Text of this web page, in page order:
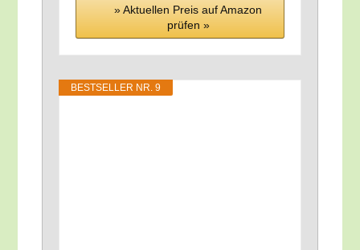
» Aktu­el­len Preis auf Ama­zon
prü­fen »
BEST­SEL­LER NR. 9